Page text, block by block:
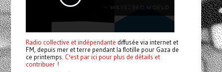
Radio collective et indépendante diffusée via internet et
FM, depuis mer et terre pendant la flotille pour Gaza de
ce printemps. C'est par ici pour plus de détails et
contribuer !